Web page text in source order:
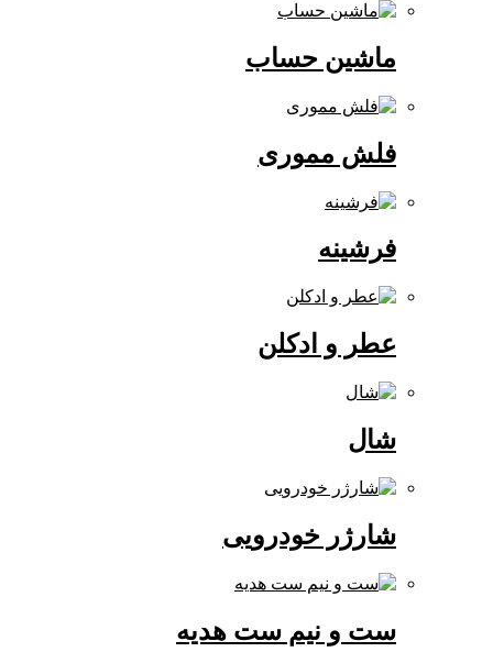
ماشین حساب
فلش مموری
عطر و ادکلن
شارژر خودرویی
ست و نیم ست هدیه